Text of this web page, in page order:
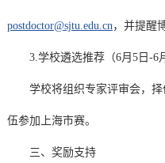
postdoctor@sjtu.edu.cn，并提醒
3.学校遴选推荐（6月5日-6
学校将组织专家评审会，
伍参加上海市赛。
三、奖励支持